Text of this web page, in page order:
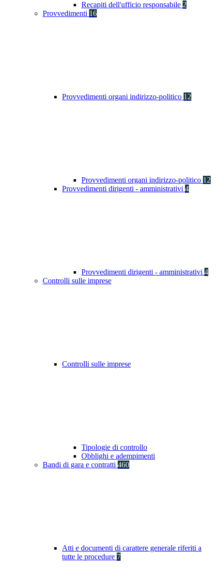
Recapiti dell'ufficio responsabile 2
Provvedimenti 16
Provvedimenti organi indirizzo-politico 12
Provvedimenti organi indirizzo-politico 12
Provvedimenti dirigenti - amministrativi 4
Provvedimenti dirigenti - amministrativi 4
Controlli sulle imprese
Controlli sulle imprese
Tipologie di controllo
Obblighi e adempimenti
Bandi di gara e contratti 460
Atti e documenti di carattere generale riferiti a
tutte le procedure 7